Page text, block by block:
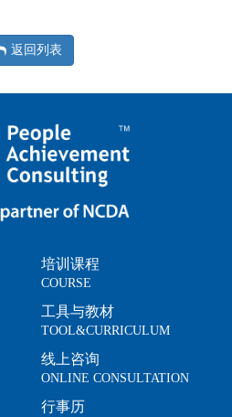
返回列表
培训课程
COURSE
工具与教材
TOOL&CURRICULUM
线上咨询
ONLINE CONSULTATION
行事历